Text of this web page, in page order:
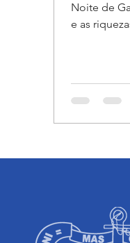
Noite de Gala💜 📍"A
e as